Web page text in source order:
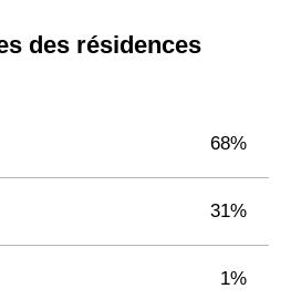
des résidences
68%
31%
1%